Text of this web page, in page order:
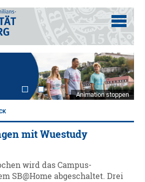
Animation stoppen
mit Wuestudy
wird das Campus-
SB@Home abgeschaltet. Drei